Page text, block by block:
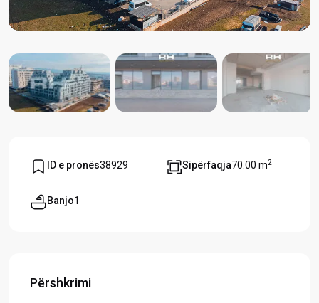
ID e pronës38929 Sipërfaqja70.00 m2
Banjo1
Përshkrimi